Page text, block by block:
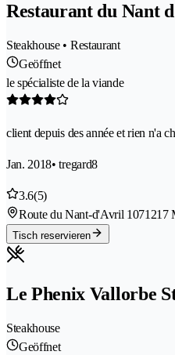
Restaurant du Nant
Steakhouse • Restaurant
Geöffnet
le spécialiste de la viande
client depuis des année et rien n'a
Jan. 2018• tregard8
3.6(5)
Route du Nant-d'Avril 1071217
Tisch reservieren
Le Phenix Vallorbe
Steakhouse
Geöffnet